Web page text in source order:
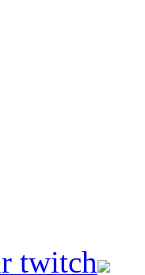
twitch